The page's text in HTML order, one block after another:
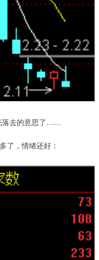
落去的意思了……
了，情绪还好：